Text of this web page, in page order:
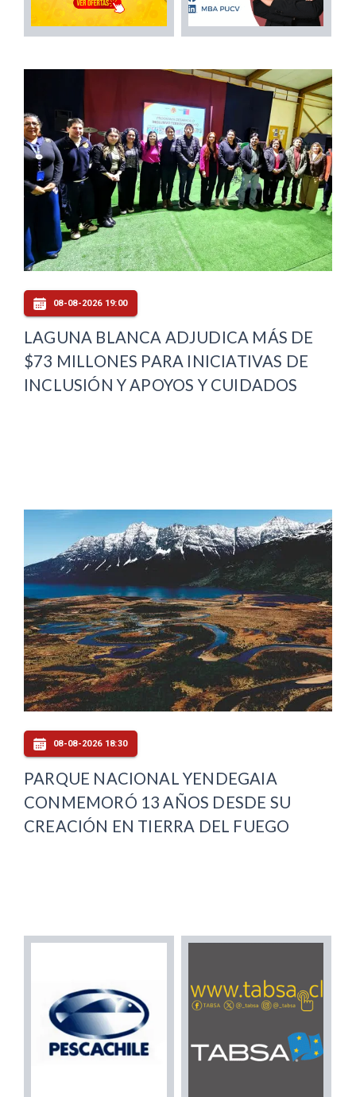
08-08-2026 19:00
LAGUNA BLANCA ADJUDICA MÁS DE
$73 MILLONES PARA INICIATIVAS DE
INCLUSIÓN Y APOYOS Y CUIDADOS
08-08-2026 18:30
PARQUE NACIONAL YENDEGAIA
CONMEMORÓ 13 AÑOS DESDE SU
CREACIÓN EN TIERRA DEL FUEGO